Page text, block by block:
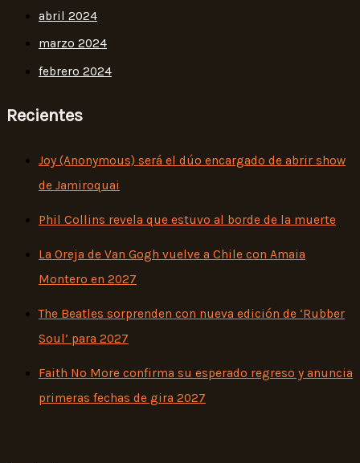
abril 2024
marzo 2024
febrero 2024
Recientes
Joy (Anonymous) será el dúo encargado de abrir show
de Jamiroquai
Phil Collins revela que estuvo al borde de la muerte
La Oreja de Van Gogh vuelve a Chile con Amaia
Montero en 2027
The Beatles sorprenden con nueva edición de ‘Rubber
Soul’ para 2027
Faith No More confirma su esperado regreso y anuncia
primeras fechas de gira 2027